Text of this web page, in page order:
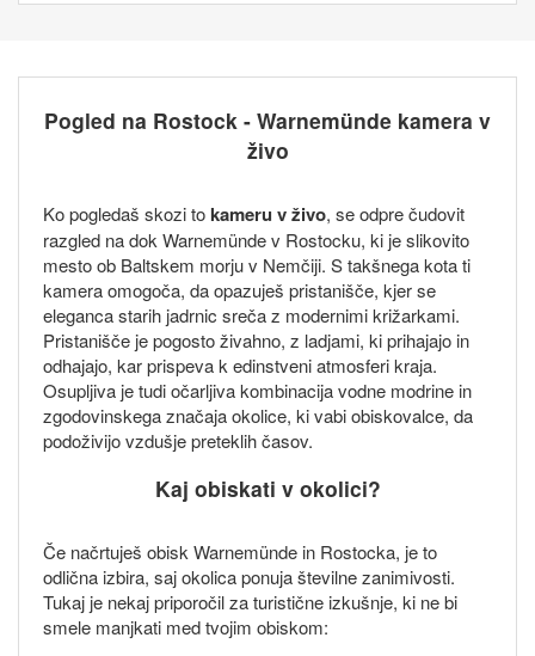
Pogled na Rostock - Warnemünde kamera v
živo
Ko pogledaš skozi tokameru v živo, se odpre čudovit
razgled na dok Warnemünde v Rostocku, ki je slikovito
mesto ob Baltskem morju v Nemčiji. S takšnega kota ti
kamera omogoča, da opazuješ pristanišče, kjer se
eleganca starih jadrnic sreča z modernimi križarkami.
Pristanišče je pogosto živahno, z ladjami, ki prihajajo in
odhajajo, kar prispeva k edinstveni atmosferi kraja.
Osupljiva je tudi očarljiva kombinacija vodne modrine in
zgodovinskega značaja okolice, ki vabi obiskovalce, da
podoživijo vzdušje preteklih časov.
Kaj obiskati v okolici?
Če načrtuješ obisk Warnemünde in Rostocka, je to
odlična izbira, saj okolica ponuja številne zanimivosti.
Tukaj je nekaj priporočil za turistične izkušnje, ki ne bi
smele manjkati med tvojim obiskom: